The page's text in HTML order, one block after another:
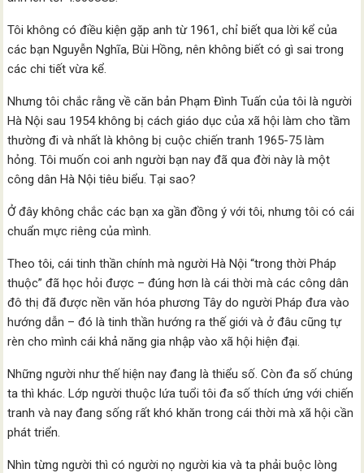
Tôi không có điều kiện gặp anh từ 1961, chỉ biết qua lời kể của
các bạn Nguyễn Nghĩa, Bùi Hồng, nên không biết có gì sai trong
các chi tiết vừa kể.
Nhưng tôi chắc rằng về căn bản Phạm Đình Tuấn của tôi là người
Hà Nội sau 1954 không bị cách giáo dục của xã hội làm cho tầm
thường đi và nhất là không bị cuộc chiến tranh 1965-75 làm
hỏng. Tôi muốn coi anh người bạn nay đã qua đời này là một
công dân Hà Nội tiêu biểu. Tại sao?
Ở đây không chắc các bạn xa gần đồng ý với tôi, nhưng tôi có cái
chuẩn mực riêng của mình.
Theo tôi, cái tinh thần chính mà người Hà Nội “trong thời Pháp
thuộc” đã học hỏi được – đúng hơn là cái thời mà các công dân
đô thị đã được nền văn hóa phương Tây do người Pháp đưa vào
hướng dẫn – đó là tinh thần hướng ra thế giới và ở đâu cũng tự
rèn cho mình cái khả năng gia nhập vào xã hội hiện đại.
Những người như thế hiện nay đang là thiểu số. Còn đa số chúng
ta thì khác. Lớp người thuộc lứa tuổi tôi đa số thích ứng với chiến
tranh và nay đang sống rất khó khăn trong cái thời mà xã hội cần
phát triển.
Nhìn từng người thì có người nọ người kia và ta phải buộc lòng